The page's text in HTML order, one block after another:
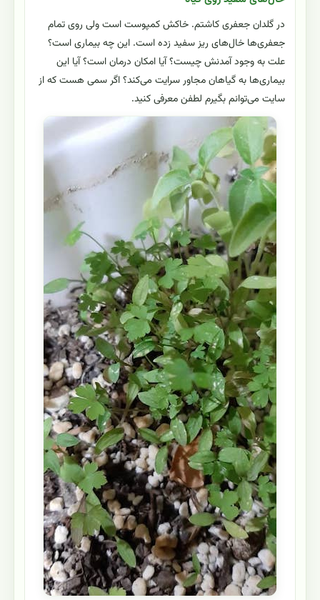
در گلدان جعفری کاشتم. خاکش کمپوست است ولی روی تمام
جعفری‌ها خال‌های ریز سفید زده است. این چه بیماری است؟
علت به وجود آمدنش چیست؟ آیا امکان درمان است؟ آیا این
بیماری‌ها به گیاهان مجاور سرایت می‌کند؟ اگر سمی هست که از
سایت می‌توانم بگیرم لطفن معرفی کنید.